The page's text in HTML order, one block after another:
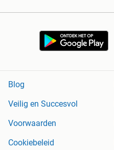
Blog
Veilig en Succesvol
Voorwaarden
Cookiebeleid